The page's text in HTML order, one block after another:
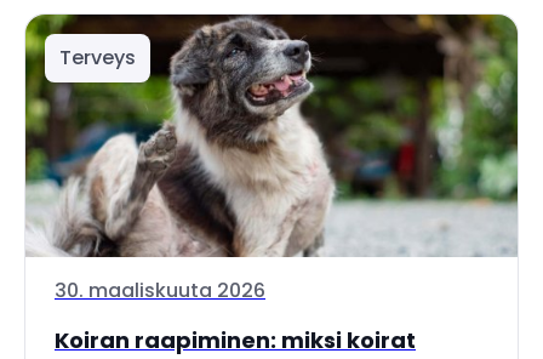
Terveys
30. maaliskuuta 2026
Koiran raapiminen: miksi koirat